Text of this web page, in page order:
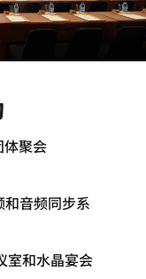
体聚会
音频同步系
室和水晶宴会